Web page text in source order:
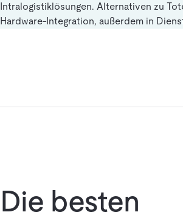
Intralogistiklösungen. Alternativen zu
Hardware-Integration, außerdem in
Die besten